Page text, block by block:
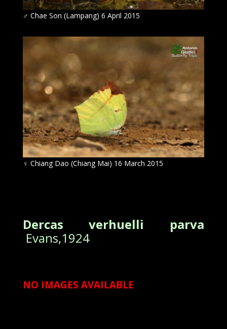
♂ Chae Son (Lampang) 6 April 2015
♀ Chiang Dao (Chiang Mai) 16 March 2015
Dercas verhuelli parva
Evans,1924
NO IMAGES AVAILABLE